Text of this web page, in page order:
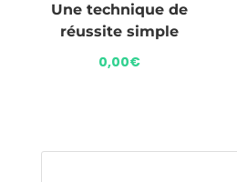
Une technique de
réussite simple
0,00€